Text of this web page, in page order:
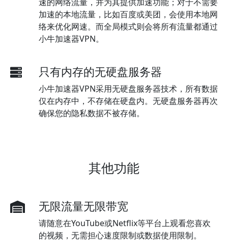
加速的本地流量，比如百度或美团，会使用本地网
络来优化网速。而全局模式则会将所有流量都通过
小牛加速器VPN。
只有内存的无硬盘服务器
小牛加速器VPN采用无硬盘服务器技术，所有数据
仅在内存中，不存储在硬盘内。无硬盘服务器再次
确保您的隐私数据不被存储。
其他功能
无限流量无限带宽
请随意在YouTube或Netflix等平台上观看您喜欢
的视频，无需担心速度限制或数据使用限制。